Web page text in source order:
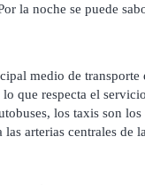
la noche se puede
medio de
que respecta el
los taxis son
arterias centrales de